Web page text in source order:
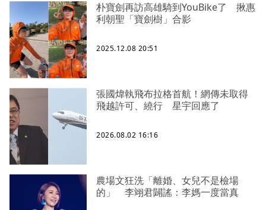
朴寶劍再訪高雄騎到YouBike了 揪惠
利朝聖「寶劍樹」合影
2025.12.08 20:51
張國煒執飛布拉格首航！網傳未取得
飛越許可、繞行 星宇回應了
2026.08.02 16:16
農場文狂洗「離婚、女兒不是檢場
的」 李翊君闢謠：李媽一度當真